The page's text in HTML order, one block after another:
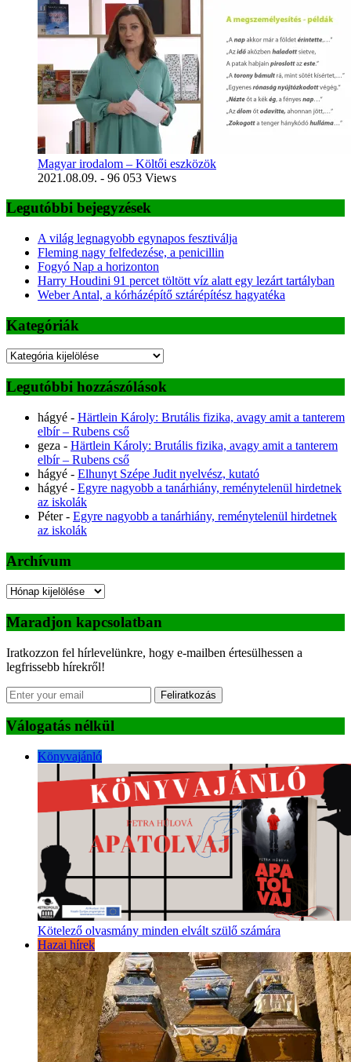
Magyar irodalom – Költői eszközök
2021.08.09. - 96 053 Views
Legutóbbi bejegyzések
A világ legnagyobb egynapos fesztiválja
Fleming nagy felfedezése, a penicillin
Fogyó Nap a horizonton
Harry Houdini 91 percet töltött víz alatt egy lezárt tartályban
Weber Antal, a kórházépítő sztárépítész hagyatéka
Kategóriák
Kategóriák
Legutóbbi hozzászólások
hágyé - Härtlein Károly: Brutális fizika, avagy amit a tanterem
elbír – Rubens cső
geza - Härtlein Károly: Brutális fizika, avagy amit a tanterem
elbír – Rubens cső
hágyé - Elhunyt Szépe Judit nyelvész, kutató
hágyé - Egyre nagyobb a tanárhiány, reménytelenül hirdetnek
az iskolák
Péter- Egyre nagyobb a tanárhiány, reménytelenül hirdetnek
az iskolák
Archívum
Archívum
Maradjon kapcsolatban
Iratkozzon fel hírlevelünkre, hogy e-mailben értesülhessen a
legfrissebb hírekről!
Feliratkozás
Válogatás nélkül
Könyvajánló
Kötelező olvasmány minden elvált szülő számára
Hazai hírek